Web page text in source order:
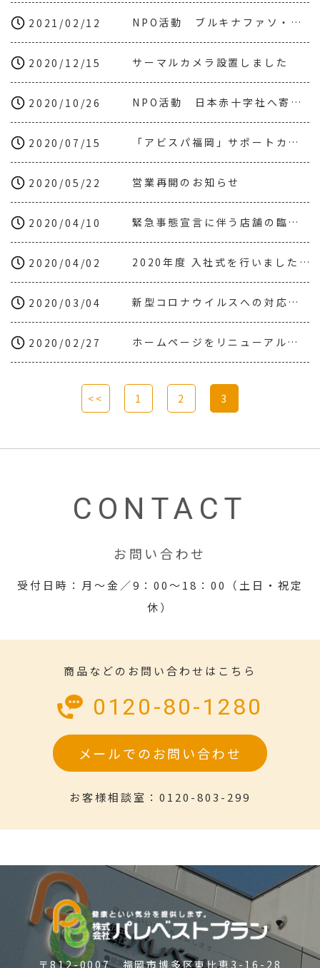
2021/02/12 NPO活動 ブルキナファソ・レオグメディアに井戸を寄贈しました。
2020/12/15 サーマルカメラ設置しました
2020/10/26 NPO活動 日本赤十字社へ寄付を致しました。
2020/07/15 「アビスパ福岡」サポートカンパニーに就任いたしました。
2020/05/22 営業再開のお知らせ
2020/04/10 緊急事態宣言に伴う店舗の臨時休業のお知らせ
2020/04/02 2020年度 入社式を行いました。
2020/03/04 新型コロナウイルスへの対応についてのご理解とご協力のお願い
2020/02/27 ホームページをリニューアルしました！
<< 1 2 3
CONTACT
お問い合わせ
受付日時：月～金／9：00～18：00（土日・祝定
休）
商品などのお問い合わせはこちら
0120-80-1280
メールでのお問い合わせ
お客様相談室：0120-803-299
〒812-0007 福岡市博多区東比恵3-16-28